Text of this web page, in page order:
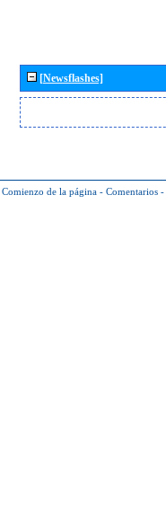
[Newsflashes]
Comienzo de la página - Comentarios -